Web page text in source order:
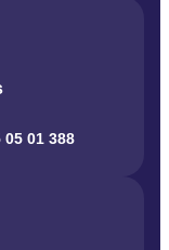
05 01 388